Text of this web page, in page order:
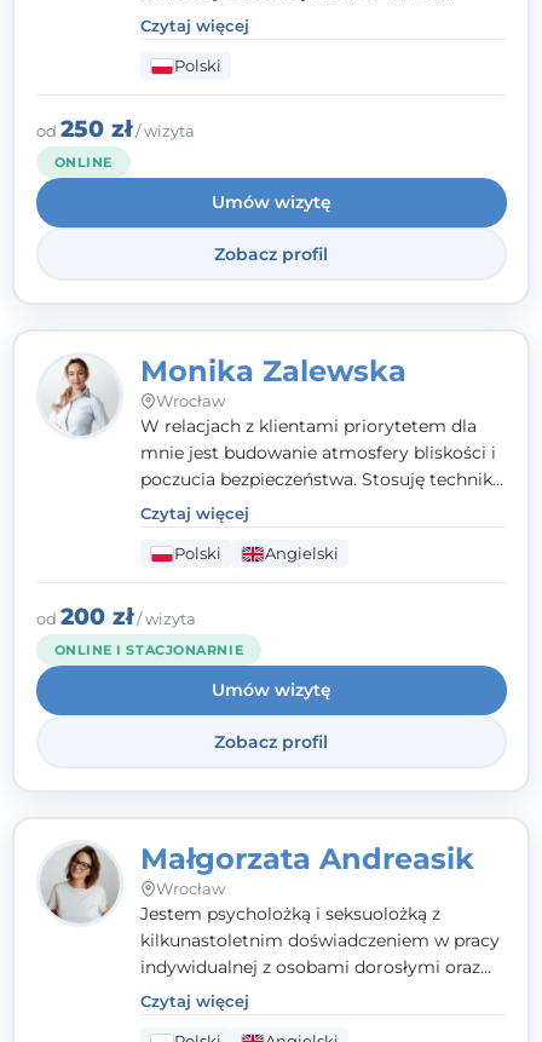
szkolenia na psychoterapeutę
systemowego. Posiadam status członka
nadzwyczajnego Wielkopolskiego
TowarzystwaTerapii Systemowejoraz
należę do Polskiego Towarzystwa
pierwszym miejscu stawiam budowanie
atmosfery bezpieczeństwa i zrozumienia w
relacjach z Klientami. Istotna dla nie jest
również koncentracja na dostępnych
zasobach.
Czytaj więcej
Polski
od 250 zł/ wizyta
ONLINE
Umów wizytę
Zobacz profil
Monika Zalewska
Wrocław
W relacjach z klientami priorytetem dla
mnie jest budowanie atmosfery bliskości i
poczucia bezpieczeństwa. Stosuję techniki
poznawczo-behawioralne oraz metody,
które koncentrują się na rozwiązaniach
(TSR). Te polegają na osiąganiu
zamierzonych celów (doprowadzeniu do
rozwiązania trudnych sytuacji) poprzez
identyfikowanie i wzmacnianie zasobów
oraz mocnych stron klienta. W swojej
pracy korzystam także z metod dialogu
motywacyjnego itreningu uważności.
Czytaj więcej
Polski Angielski
od 200 zł/ wizyta
ONLINE I STACJONARNIE
Umów wizytę
Zobacz profil
Małgorzata Andreasik
Wrocław
Jestem psycholożką i seksuolożką z
kilkunastoletnim doświadczeniem w pracy
indywidualnej z osobami dorosłymi oraz
parami. Specjalizuję się w obszarze zdrowia
seksualnego, żałoby, kryzysów życiowych i
Czytaj więcej